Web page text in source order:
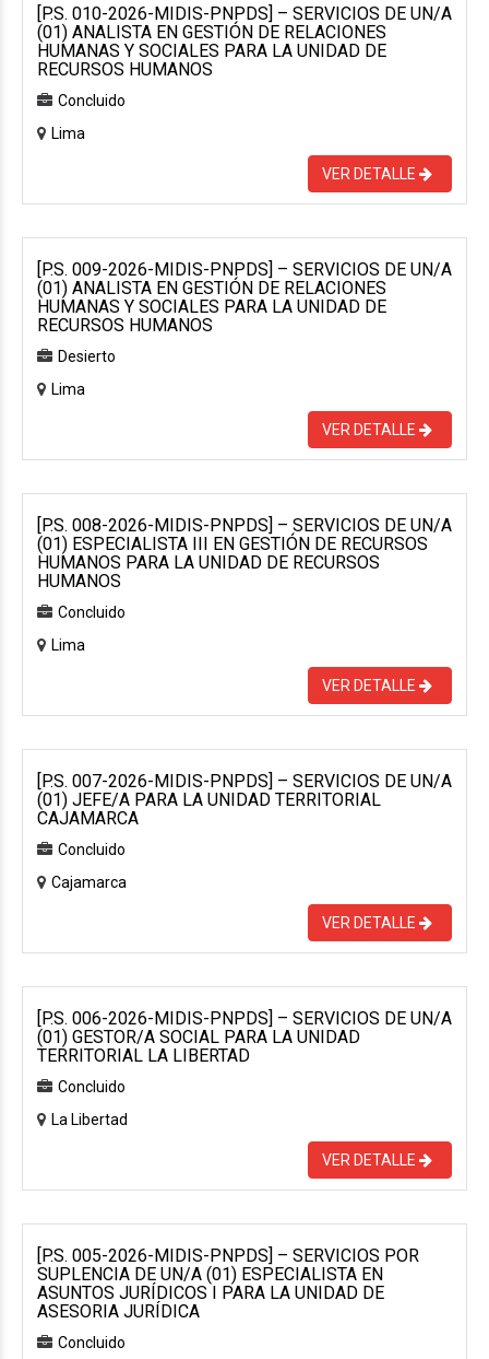
[P.S. 010-2026-MIDIS-PNPDS] – SERVICIOS DE UN/A
(01) ANALISTA EN GESTIÓN DE RELACIONES
HUMANAS Y SOCIALES PARA LA UNIDAD DE
RECURSOS HUMANOS
Concluido
Lima
VER DETALLE
[P.S. 009-2026-MIDIS-PNPDS] – SERVICIOS DE UN/A
(01) ANALISTA EN GESTIÓN DE RELACIONES
HUMANAS Y SOCIALES PARA LA UNIDAD DE
RECURSOS HUMANOS
Desierto
Lima
VER DETALLE
[P.S. 008-2026-MIDIS-PNPDS] – SERVICIOS DE UN/A
(01) ESPECIALISTA III EN GESTIÓN DE RECURSOS
HUMANOS PARA LA UNIDAD DE RECURSOS
HUMANOS
Concluido
Lima
VER DETALLE
[P.S. 007-2026-MIDIS-PNPDS] – SERVICIOS DE UN/A
(01) JEFE/A PARA LA UNIDAD TERRITORIAL
CAJAMARCA
Concluido
Cajamarca
VER DETALLE
[P.S. 006-2026-MIDIS-PNPDS] – SERVICIOS DE UN/A
(01) GESTOR/A SOCIAL PARA LA UNIDAD
TERRITORIAL LA LIBERTAD
Concluido
La Libertad
VER DETALLE
[P.S. 005-2026-MIDIS-PNPDS] – SERVICIOS POR
SUPLENCIA DE UN/A (01) ESPECIALISTA EN
ASUNTOS JURÍDICOS I PARA LA UNIDAD DE
ASESORIA JURÍDICA
Concluido